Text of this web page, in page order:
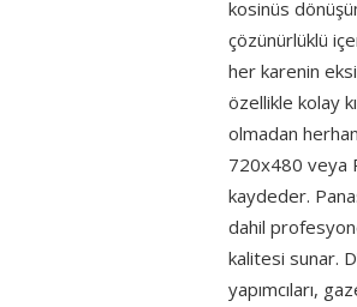
kosinüs
çözünürlüklü
her karenin
özellikle kolay
olmadan
720x480 veya
kaydeder.
dahil
kalitesi sunar.
yapımcıları,